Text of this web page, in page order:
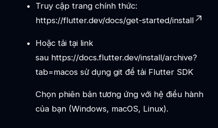
Truy cập trang chính thức:
https://flutter.dev/docs/get-started/install
Hoặc tải tại link
sau https://docs.flutter.dev/install/archive?
tab=macos sử dụng git để tải Flutter SDK
Chọn phiên bản tương ứng với hệ điều hành
của bạn (Windows, macOS, Linux).